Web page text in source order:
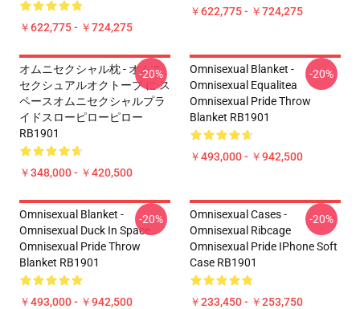
￥622,775 - ￥724,275
￥622,775 - ￥724,275
オムニセクシャル枕 - オムニ
セクシュアルオクトープ に ス
ペースオムニセクシャルプラ
イドスローピローピロー
RB1901
￥348,000 - ￥420,500
-20%
Omnisexual Blanket -
Omnisexual Equalitea
Omnisexual Pride Throw
Blanket RB1901
￥493,000 - ￥942,500
-20%
Omnisexual Blanket -
Omnisexual Duck In Space
Omnisexual Pride Throw
Blanket RB1901
￥493,000 - ￥942,500
-20%
Omnisexual Cases -
Omnisexual Ribcage
Omnisexual Pride IPhone Soft
Case RB1901
￥233,450 - ￥253,750
-20%